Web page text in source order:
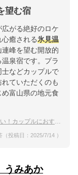
望む宿
がる絶好のロケ
癒される氷見温
峰を望む開放的
泉宿です。プラ
などカップルで
ていただくのも
富山県の地元食
ップルにおすすめな宿は？
投稿日：2025/7/14 ）
みあか